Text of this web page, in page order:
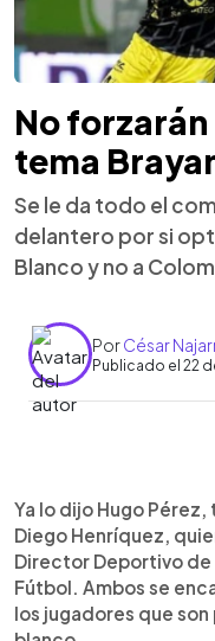
No forzarán
tema
Se le da todo el
delantero por si
Blanco y no a
PorCésar
Publicado el 22
► Escuchar
Ya lo dijo Hugo
Diego Henríquez,
Director Deportivo de
Fútbol. Ambos se
los jugadores que